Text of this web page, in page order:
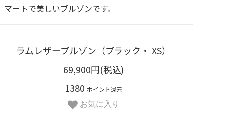
マートで美しいブルゾンです。
ラムレザーブルゾン（ブラック・ XS）
69,900円(税込)
1380 ポイント還元
お気に入り